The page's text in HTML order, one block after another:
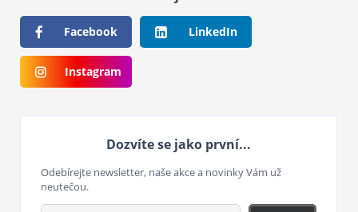
Facebook LinkedIn
Instagram
Dozvíte se jako první...
Odebírejte newsletter, naše akce a novinky Vám už
neutečou.